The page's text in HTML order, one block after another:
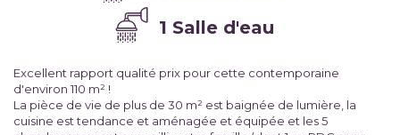
1 Salle d'eau
Excellent rapport qualité prix pour cette contemporaine
d'environ 110 m² !
La pièce de vie de plus de 30 m² est baignée de lumière, la
cuisine est tendance et aménagée et équipée et les 5